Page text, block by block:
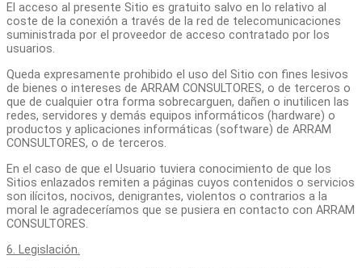
El acceso al presente Sitio es gratuito salvo en lo relativo al
coste de la conexión a través de la red de telecomunicaciones
suministrada por el proveedor de acceso contratado por los
usuarios.
Queda expresamente prohibido el uso del Sitio con fines lesivos
de bienes o intereses de ARRAM CONSULTORES, o de terceros o
que de cualquier otra forma sobrecarguen, dañen o inutilicen las
redes, servidores y demás equipos informáticos (hardware) o
productos y aplicaciones informáticas (software) de ARRAM
CONSULTORES, o de terceros.
En el caso de que el Usuario tuviera conocimiento de que los
Sitios enlazados remiten a páginas cuyos contenidos o servicios
son ilícitos, nocivos, denigrantes, violentos o contrarios a la
moral le agradeceríamos que se pusiera en contacto con ARRAM
CONSULTORES.
6. Legislación.